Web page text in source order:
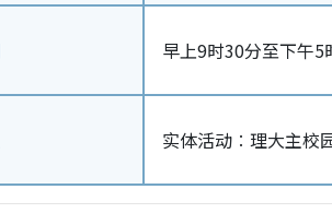
早上9时30分至下午5
实体活动︰理大主校